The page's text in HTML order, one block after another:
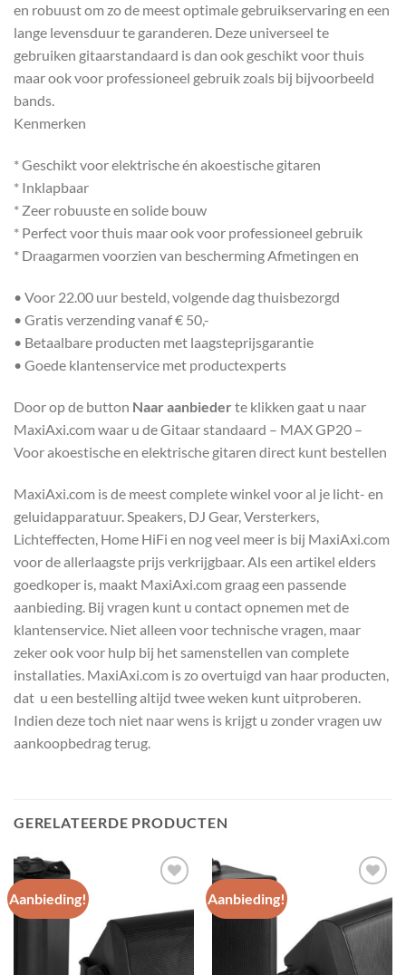
en robuust om zo de meest optimale gebruikservaring en een
lange levensduur te garanderen. Deze universeel te
gebruiken gitaarstandaard is dan ook geschikt voor thuis
maar ook voor professioneel gebruik zoals bij bijvoorbeeld
bands.
Kenmerken
* Geschikt voor elektrische én akoestische gitaren
* Inklapbaar
* Zeer robuuste en solide bouw
* Perfect voor thuis maar ook voor professioneel gebruik
* Draagarmen voorzien van bescherming Afmetingen en
• Voor 22.00 uur besteld, volgende dag thuisbezorgd
• Gratis verzending vanaf € 50,-
• Betaalbare producten met laagsteprijsgarantie
• Goede klantenservice met productexperts
Door op de button Naar aanbieder te klikken gaat u naar
MaxiAxi.com waar u de Gitaar standaard – MAX GP20 –
Voor akoestische en elektrische gitaren direct kunt bestellen
MaxiAxi.com is de meest complete winkel voor al je licht- en
geluidapparatuur. Speakers, DJ Gear, Versterkers,
Lichteffecten, Home HiFi en nog veel meer is bij MaxiAxi.com
voor de allerlaagste prijs verkrijgbaar. Als een artikel elders
goedkoper is, maakt MaxiAxi.com graag een passende
aanbieding. Bij vragen kunt u contact opnemen met de
klantenservice. Niet alleen voor technische vragen, maar
zeker ook voor hulp bij het samenstellen van complete
installaties. MaxiAxi.com is zo overtuigd van haar producten,
dat u een bestelling altijd twee weken kunt uitproberen.
Indien deze toch niet naar wens is krijgt u zonder vragen uw
aankoopbedrag terug.
GERELATEERDE PRODUCTEN
Aanbieding!
Toevoegen
wenslijst
Aanbieding!
Toevoegen
aan
wenslijst